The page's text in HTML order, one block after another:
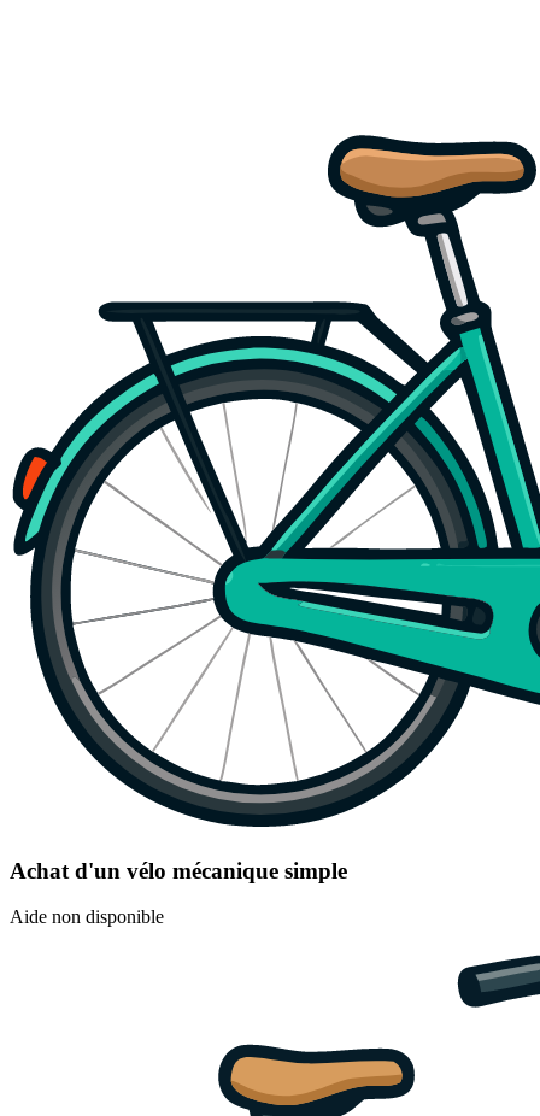
Achat d'un vélo mécanique simple
Aide non disponible